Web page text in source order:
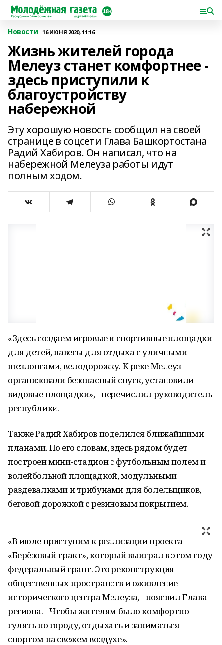
Новости 16 ИЮНЯ 2020, 11:16
Жизнь жителей города
Мелеуз станет комфортнее -
здесь приступили к
благоустройству
набережной
Эту хорошую новость сообщил на своей
странице в соцсети Глава Башкортостана
Радий Хабиров. Он написал, что на
набережной Мелеуза работы идут
полным ходом.
«Здесь создаем игровые и спортивные площадки
для детей, навесы для отдыха с уличными
шезлонгами, велодорожку. К реке Мелеуз
организовали безопасный спуск, установили
видовые площадки», - перечислил руководитель
республики.
Также Радий Хабиров поделился ближайшими
планами. По его словам, здесь рядом будет
построен мини-стадион с футбольным полем и
волейбольной площадкой, модульными
раздевалками и трибунами для болельщиков,
беговой дорожкой с резиновым покрытием.
«В июле приступим к реализации проекта
«Берёзовый тракт», который выиграл в этом году
федеральный грант. Это реконструкция
общественных пространств и оживление
исторического центра Мелеуза, - пояснил Глава
региона. - Чтобы жителям было комфортно
гулять по городу, отдыхать и заниматься
спортом на свежем воздухе».